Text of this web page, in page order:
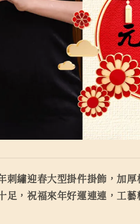
刺繡迎春大型掛件掛飾，加
，祝福來年好運連連，工